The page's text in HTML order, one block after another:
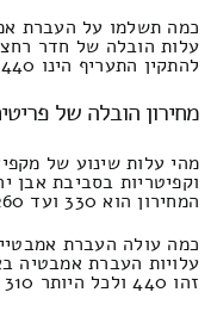
כמה תשלמו על העברת
עלות הובלה של חדר
להתקין התעריף הינו 180-440 שקלים חדשים.
מחירון הובלה של
מהי עלות שינוע של
וקפיטריות בסביבת אבן
המחירון הוא 330 ועד 260 שקלים חדשים.
כמה עולה העברת
עלויות העברת אמבטיה
זהו 440 ולכל היותר 310 שקלים.